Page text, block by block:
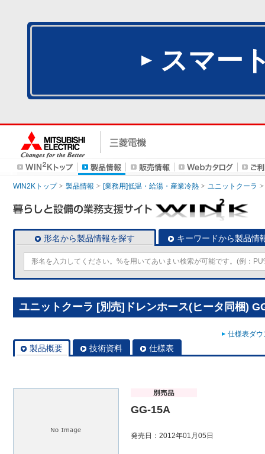
スマー
WIN2Kトップ 製品情報 [業務用]低温・給湯・産業冷熱 ユニットクーラ
形名から製品情報を探す キーワードから製品情
ユニットクーラ [別売]ドレンホース(ヒータ同梱)
仕様表ダ
製品概要 技術資料 仕様表
GG-15A
発売日：2012年01月05日